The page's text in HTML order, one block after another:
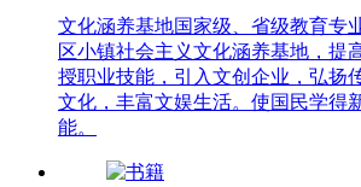
文化涵养基地国家级、省级教育专
区小镇社会主义文化涵养基地，提
授职业技能，引入文创企业，弘扬
文化，丰富文娱生活。使国民学得
能。